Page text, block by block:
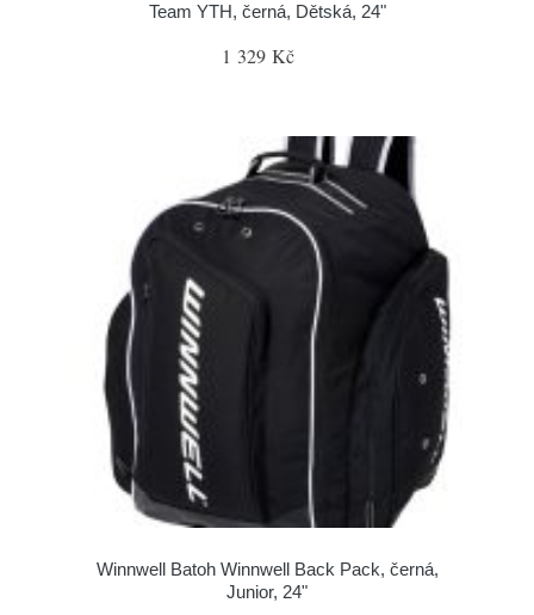
Team YTH, černá, Dětská, 24"
1 329 Kč
Winnwell Batoh Winnwell Back Pack, černá,
Junior, 24"